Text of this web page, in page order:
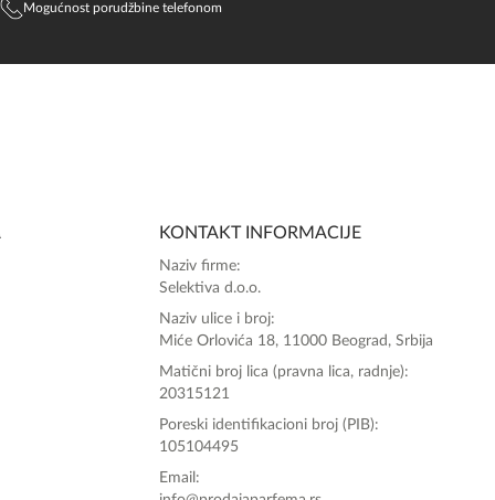
Mogućnost porudžbine telefonom
KONTAKT INFORMACIJE
Naziv firme:
Selektiva d.o.o.
Naziv ulice i broj:
Miće Orlovića 18, 11000 Beograd, Srbija
Matični broj lica (pravna lica, radnje):
20315121
Poreski identifikacioni broj (PIB):
105104495
Email:
Zdravo, tu sam da Vam pomognem da
poručite svoj omiljeni parfem danas ali i za